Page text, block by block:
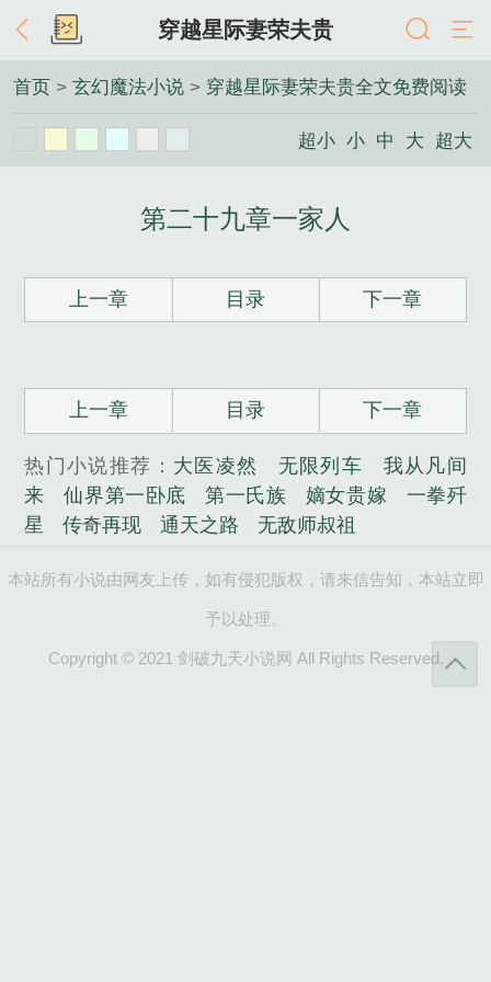
穿越星际妻荣夫贵
首页 > 玄幻魔法小说 > 穿越星际妻荣夫贵全文免费阅读
超小 小 中 大 超大
第二十九章一家人
上一章 目录 下一章
上一章 目录 下一章
热门小说推荐： 大医凌然 无限列车
我从凡间
来
仙界第一卧底 第一氏族 嫡女贵嫁
一拳歼
星
传奇再现 通天之路 无敌师叔祖
本站所有小说由网友上传，如有侵犯版权，请来信告知，本站立即
予以处理。
Copyright © 2021 剑破九天小说网 All Rights Reserved.